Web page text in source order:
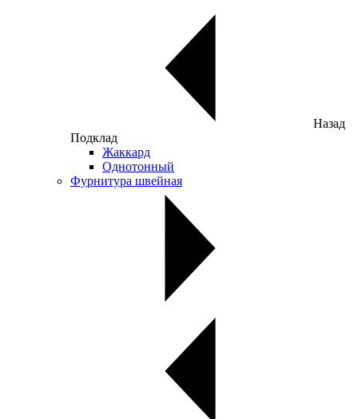
Назад
Подклад
Жаккард
Однотонный
Фурнитура швейная